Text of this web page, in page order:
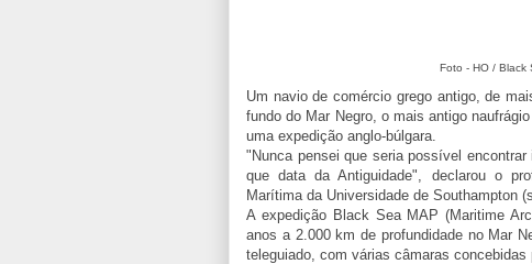
Foto - HO / Black
Um navio de comércio grego antigo, de
fundo do Mar Negro, o mais antigo
uma expedição anglo-búlgara.
"Nunca pensei que seria possível
que data da Antiguidade", declarou o
Marítima da Universidade de Southampton
A expedição Black Sea MAP (Maritime
anos a 2.000 km de profundidade no Mar
teleguiado, com várias câmaras